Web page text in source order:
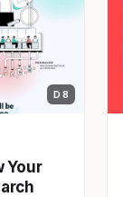
D 8
Your